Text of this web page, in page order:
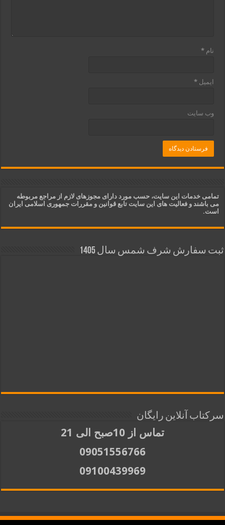
نام*
ایمیل*
وب‌ سایت
تمامی خدمات این سایت، حسب مورد دارای مجوزهای لازم از مراجع مربوطه
می باشند و فعالیت های این سایت تابع قوانین و مقررات جمهوری اسلامی ایران
است.
ثبت سفارش شرف شمس سال 1405
سرکتاب آنلاین رایگان
تماس از 10صبح الی 21
09051556766
09100439969